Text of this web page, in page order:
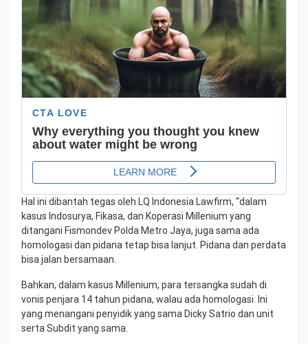
Hal ini dibantah tegas oleh LQ Indonesia Lawfirm, “dalam
kasus Indosurya, Fikasa, dan Koperasi Millenium yang
ditangani Fismondev Polda Metro Jaya, juga sama ada
homologasi dan pidana tetap bisa lanjut. Pidana dan perdata
bisa jalan bersamaan.
Bahkan, dalam kasus Millenium, para tersangka sudah di
vonis penjara 14 tahun pidana, walau ada homologasi. Ini
yang menangani penyidik yang sama Dicky Satrio dan unit
serta Subdit yang sama.